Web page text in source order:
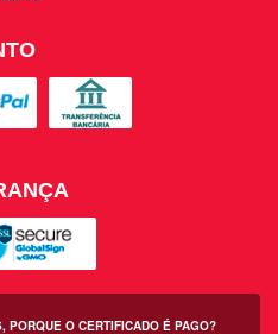
PORQUE O CERTIFICADO É PAGO?